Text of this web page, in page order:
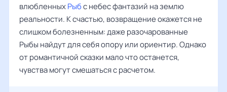
влюбленныхРыбс небес фантазий на землю
реальности. К счастью, возвращение окажется не
слишком болезненным: даже разочарованные
Рыбы найдут для себя опору или ориентир. Однако
от романтичной сказки мало что останется,
чувства могут смешаться с расчетом.